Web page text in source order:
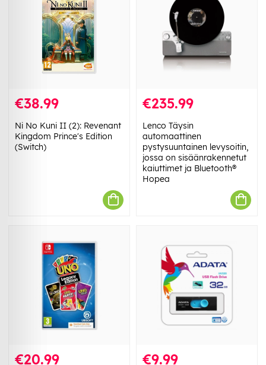
€38.99
Ni No Kuni II (2): Revenant
Kingdom Prince's Edition
(Switch)
€235.99
Lenco Täysin
automaattinen
pystysuuntainen levysoitin,
jossa on sisäänrakennetut
kaiuttimet ja Bluetooth®
Hopea
€20.99 €9.99